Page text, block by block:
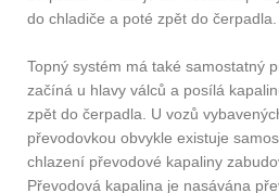
do chladiče a poté zpět do čerpadla.
Topný systém má také samostatný
začíná u hlavy válců a posílá
zpět do čerpadla. U vozů
převodovkou obvykle existuje
chlazení převodové kapaliny
Převodová kapalina je nasávána